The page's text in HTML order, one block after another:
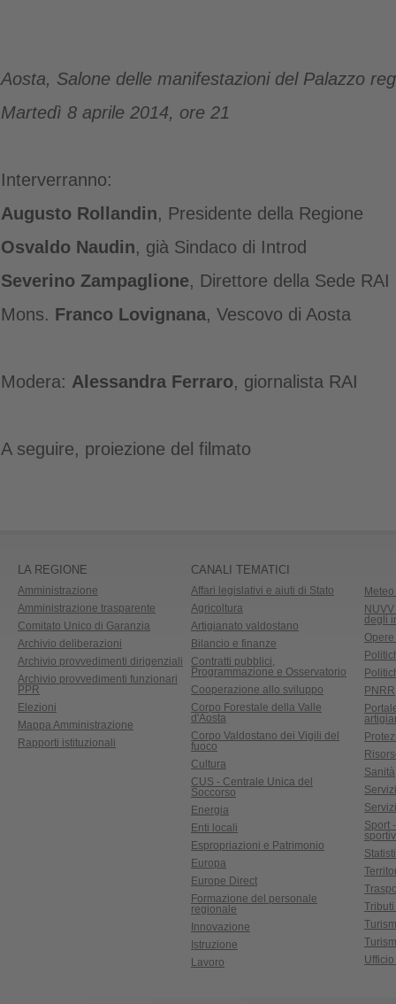
Aosta, Salone delle manifestazioni del Palazzo
Martedì 8 aprile 2014, ore 21
Interverranno:
Augusto Rollandin, Presidente della Regione
Osvaldo Naudin, già Sindaco di Introd
Severino Zampaglione, Direttore della Sede
Mons. Franco Lovignana, Vescovo di Aosta
Modera: Alessandra Ferraro, giornalista RAI
A seguire, proiezione del filmato
LA REGIONE
Amministrazione
Amministrazione trasparente
Comitato Unico di Garanzia
Archivio deliberazioni
Archivio provvedimenti dirigenziali
Archivio provvedimenti funzionari
PPR
Elezioni
Mappa Amministrazione
Rapporti istituzionali
CANALI TEMATICI
Affari legislativi e aiuti di Stato
Agricoltura
Artigianato valdostano
Bilancio e finanze
Contratti pubblici,
Programmazione e Osservatorio
Cooperazione allo sviluppo
Corpo Forestale della Valle
d'Aosta
Corpo Valdostano dei Vigili del
fuoco
Cultura
CUS - Centrale Unica del
Soccorso
Energia
Enti locali
Espropriazioni e Patrimonio
Europa
Europe Direct
Formazione del personale
regionale
Innovazione
Istruzione
Lavoro
degli
PNRR
Sanità
Sport